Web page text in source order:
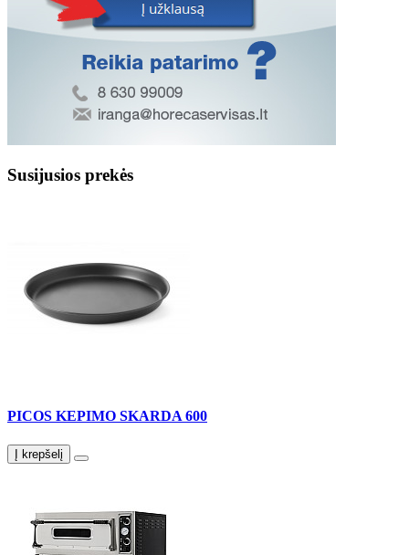
Susijusios prekės
PICOS KEPIMO SKARDA 600
Į krepšelį